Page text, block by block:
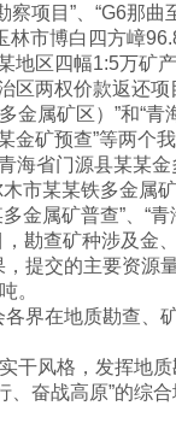
项目”、“G6那曲
林市博白四方嶂
地区四幅1:5万矿
区两权价款返还项
金属矿区）”和“青
金矿预查”等两个
海省门源县某某
木市某某铁多金属
金属矿普查”、“
勘查矿种涉及金、
提交的主要资源量
。
界在地质勘查、
干风格，发挥地
、奋战高原”的综